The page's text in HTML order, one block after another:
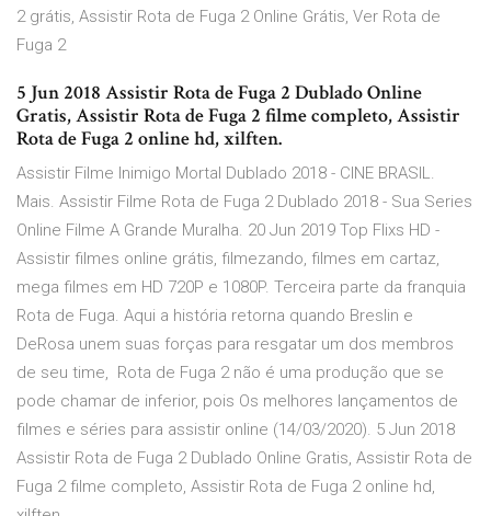
2 grátis, Assistir Rota de Fuga 2 Online Grátis, Ver Rota de
Fuga 2
5 Jun 2018 Assistir Rota de Fuga 2 Dublado Online
Gratis, Assistir Rota de Fuga 2 filme completo, Assistir
Rota de Fuga 2 online hd, xilften.
Assistir Filme Inimigo Mortal Dublado 2018 - CINE BRASIL.
Mais. Assistir Filme Rota de Fuga 2 Dublado 2018 - Sua Series
Online Filme A Grande Muralha. 20 Jun 2019 Top Flixs HD -
Assistir filmes online grátis, filmezando, filmes em cartaz,
mega filmes em HD 720P e 1080P. Terceira parte da franquia
Rota de Fuga. Aqui a história retorna quando Breslin e
DeRosa unem suas forças para resgatar um dos membros
de seu time, Rota de Fuga 2 não é uma produção que se
pode chamar de inferior, pois Os melhores lançamentos de
filmes e séries para assistir online (14/03/2020). 5 Jun 2018
Assistir Rota de Fuga 2 Dublado Online Gratis, Assistir Rota de
Fuga 2 filme completo, Assistir Rota de Fuga 2 online hd,